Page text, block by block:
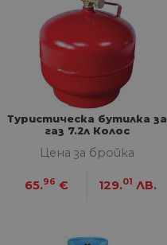
Туристическа бутилка за
газ 7.2л Колос
Цена за бройка
65.96 € 129.01 ЛВ.